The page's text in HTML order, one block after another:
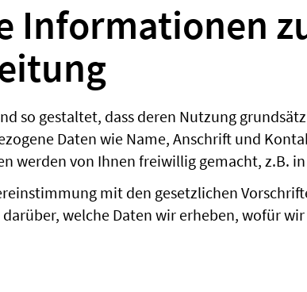
Informationen
so gestaltet, dass deren Nutzung
Daten wie Name, Anschrift und
werden von Ihnen freiwillig gemacht, z.B.
mit den gesetzlichen
welche Daten wir erheben, wofür